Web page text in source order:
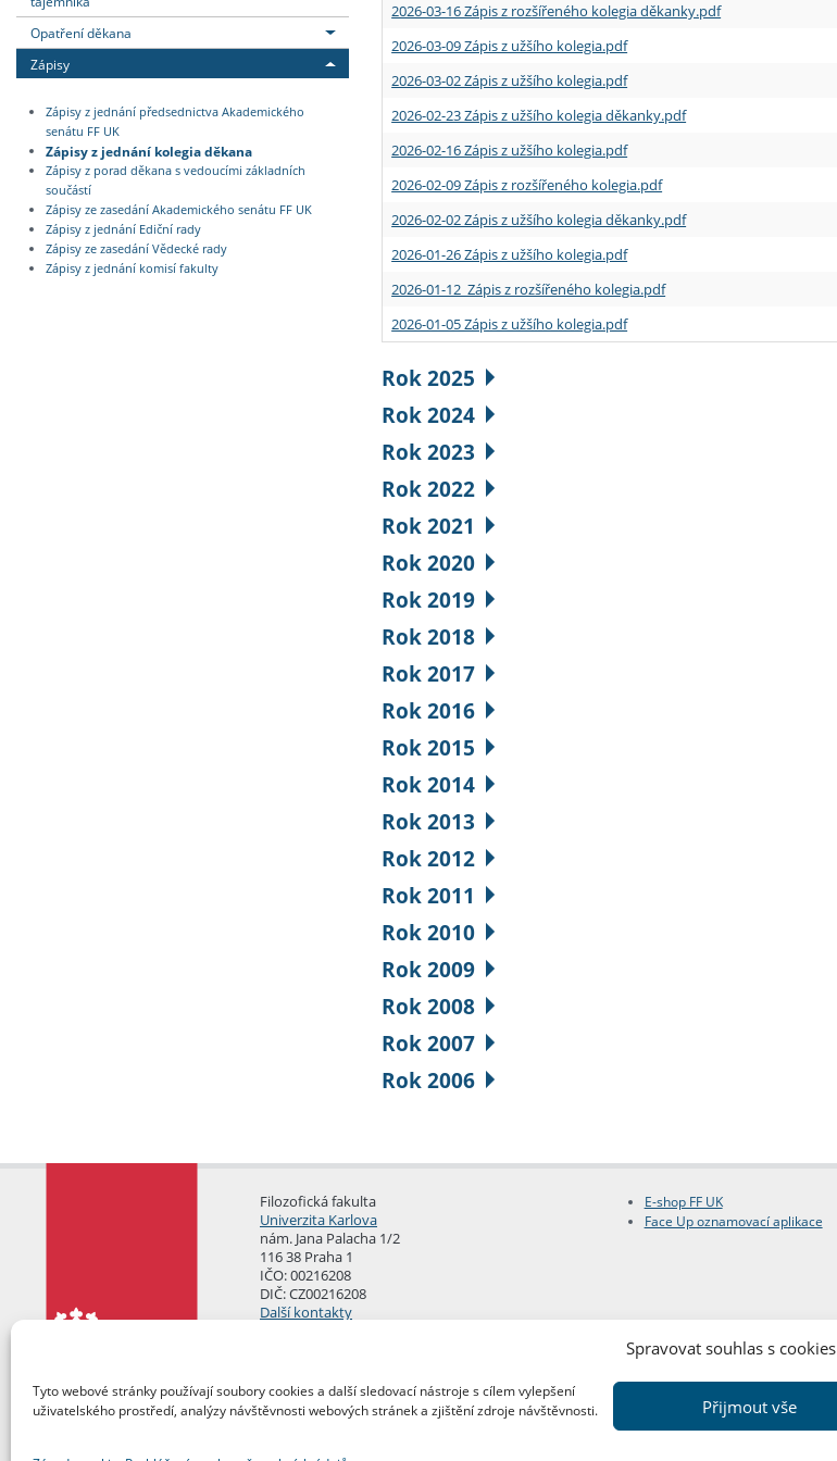
Spravovat souhlas s cookies
Tyto webové stránky používají soubory cookies a další sledovací nástroje s cílem vylepšení
uživatelského prostředí, analýzy návštěvnosti webových stránek a zjištění zdroje návštěvnosti.
Přijmout vše
Opatření děkana
Zápisy
Zápisy z jednání předsednictva Akademického
senátu FF UK
Zápisy z jednání kolegia děkana
Zápisy z porad děkana s vedoucími základních
součástí
Zápisy ze zasedání Akademického senátu FF UK
Zápisy z jednání Ediční rady
Zápisy ze zasedání Vědecké rady
Zápisy z jednání komisí fakulty
2026-03-16 Zápis z rozšířeného kolegia děkanky.pdf
2026-03-09 Zápis z užšího kolegia.pdf
2026-03-02 Zápis z užšího kolegia.pdf
2026-02-23 Zápis z užšího kolegia děkanky.pdf
2026-02-16 Zápis z užšího kolegia.pdf
2026-02-09 Zápis z rozšířeného kolegia.pdf
2026-02-02 Zápis z užšího kolegia děkanky.pdf
2026-01-26 Zápis z užšího kolegia.pdf
2026-01-12 Zápis z rozšířeného kolegia.pdf
2026-01-05 Zápis z užšího kolegia.pdf
Rok 2025
Rok 2024
Rok 2023
Rok 2022
Rok 2021
Rok 2020
Rok 2019
Rok 2018
Rok 2017
Rok 2016
Rok 2015
Rok 2014
Rok 2013
Rok 2012
Rok 2011
Rok 2010
Rok 2009
Rok 2008
Rok 2007
Rok 2006
Filozofická fakulta
Univerzita Karlova
nám. Jana Palacha 1/2
116 38 Praha 1
IČO: 00216208
DIČ: CZ00216208
Další kontakty
E-shop FF UK
Face Up oznamovací aplikace